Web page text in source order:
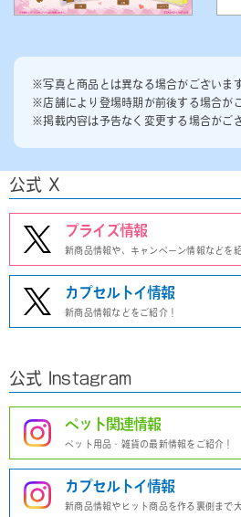
※写真と商品とは異なる場合がございます
※店舗により登場時期が前後する場合が
※掲載内容は予告なく変更する場合がご
公式 X
プライズ情報
新商品情報や、キャンペーン情報などを紹
カプセルトイ情報
新商品情報などをご紹介！
公式 Instagram
ペット関連情報
ペット用品・雑貨の最新情報をご紹介！
カプセルトイ情報
新商品情報やヒット商品を作る裏側まで大